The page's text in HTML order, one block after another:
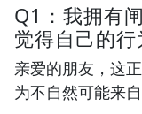
Q1：我拥有
觉得自己的行
亲爱的朋友，这
为不自然可能来